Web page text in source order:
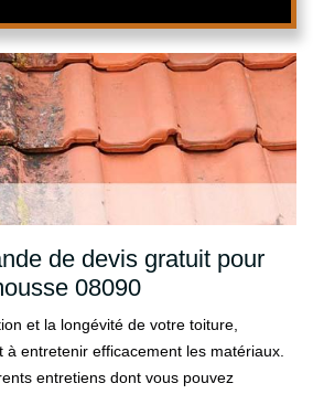
de devis gratuit pour
08090
et la longévité de votre toiture,
à entretenir efficacement les matériaux.
entretiens dont vous pouvez